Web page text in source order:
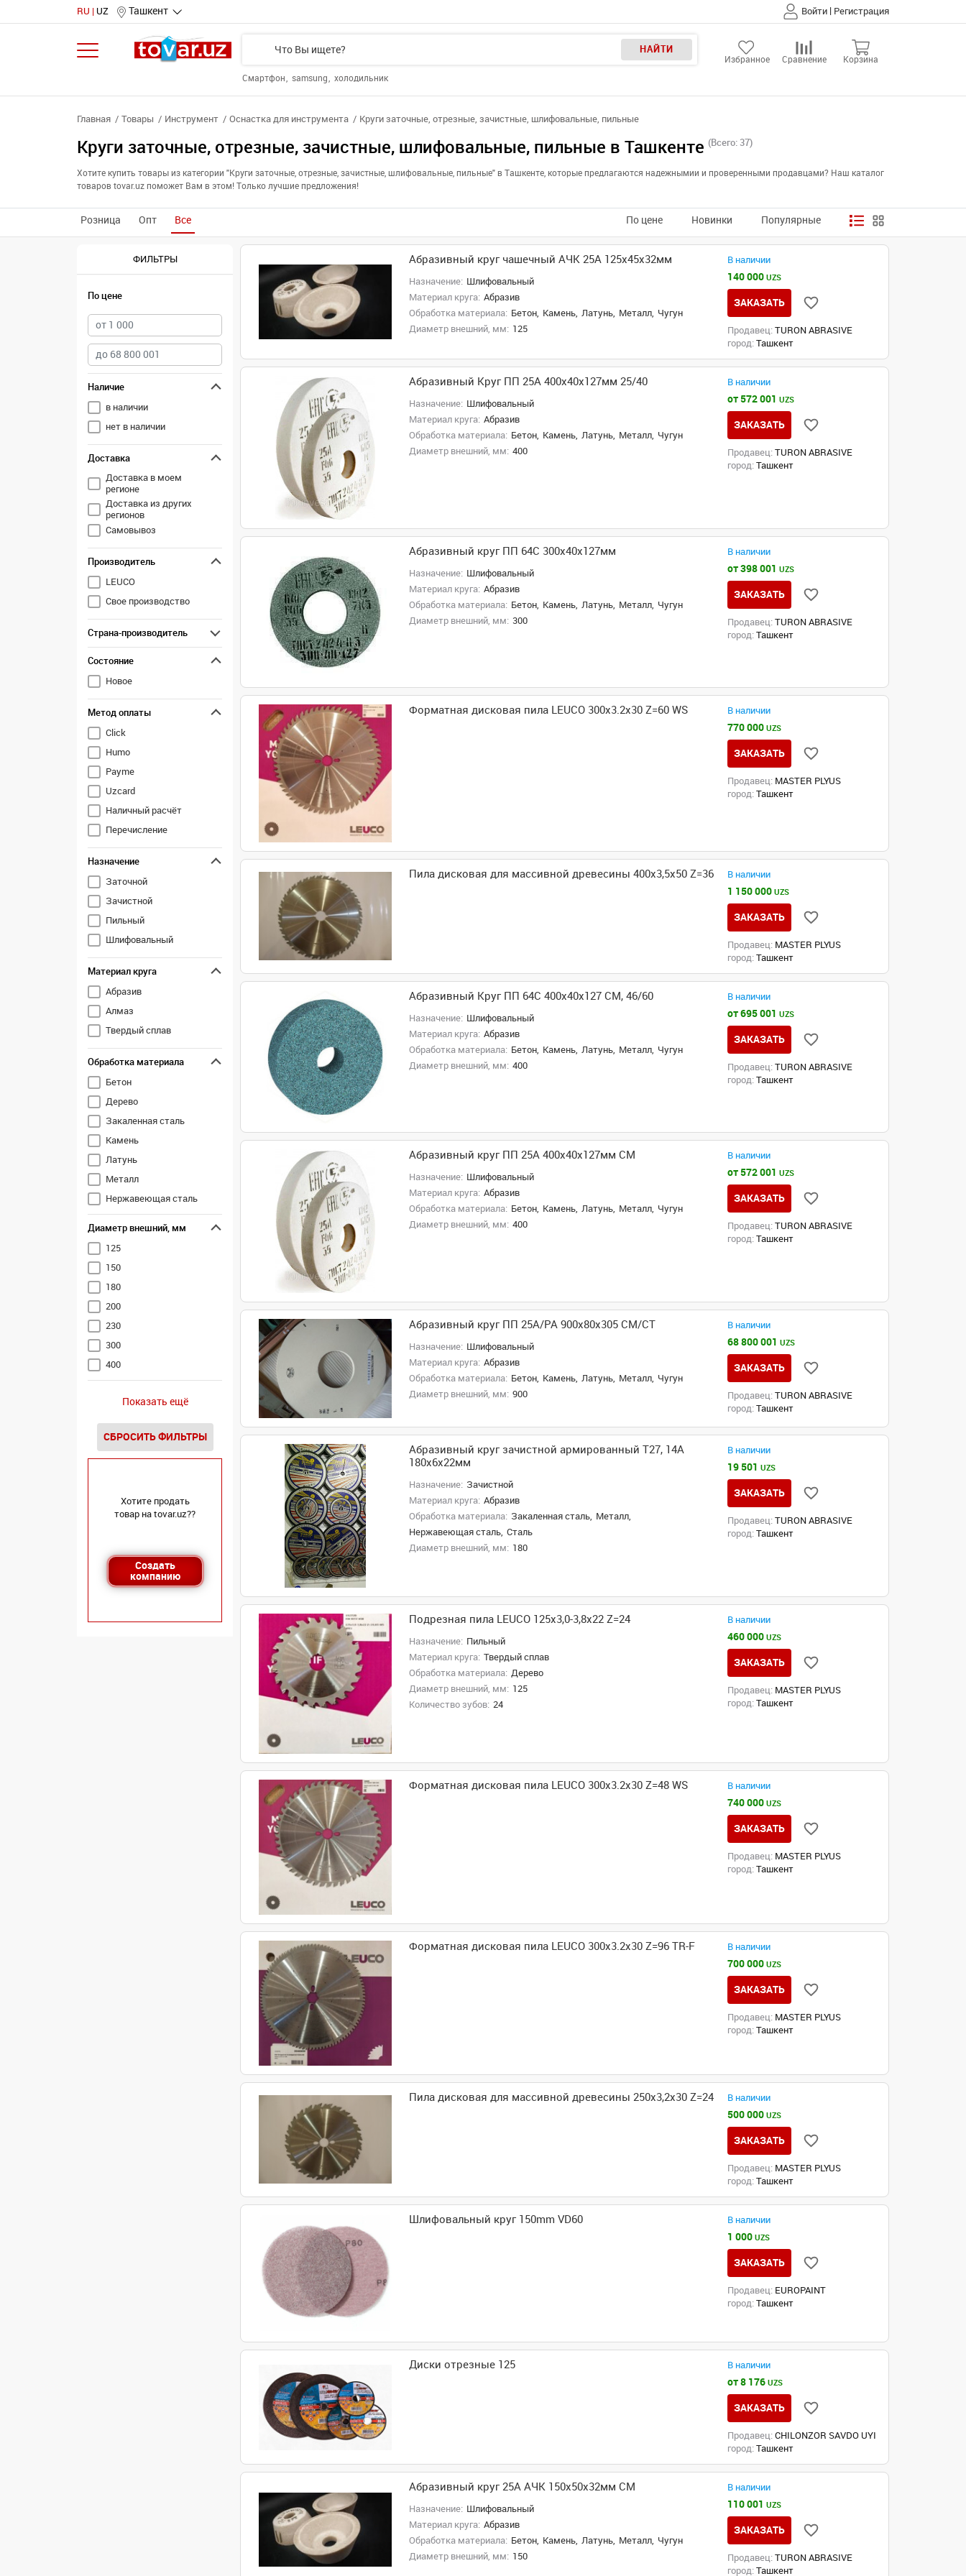
RU UZ Ташкент Войти | Регистрация
НАЙТИ
Смартфон samsung холодильник
Избранное Сравнение Корзина
Главная Товары Инструмент Оснастка для инструмента Круги заточные, отрезные, зачистные, шлифовальные, пильные
Круги заточные, отрезные, зачистные, шлифовальные, пильные в Ташкенте (Всего: 37)
Хотите купить товары из категории "Круги заточные, отрезные, зачистные, шлифовальные, пильные" в Ташкенте, которые предлагаются надежнымии и проверенными продавцами? Наш каталог
товаров tovar.uz поможет Вам в этом! Только лучшие предложения!
Розница Опт Все По цене Новинки Популярные
ФИЛЬТРЫ
По цене
Наличие
в наличии
нет в наличии
Доставка
Доставка в моем
регионе
Доставка из других
регионов
Самовывоз
Производитель
LEUCO
Свое производство
Страна-производитель
Состояние
Новое
Метод оплаты
Click
Humo
Payme
Uzcard
Наличный расчёт
Перечисление
Назначение
Заточной
Зачистной
Пильный
Шлифовальный
Материал круга
Абразив
Алмаз
Твердый сплав
Обработка материала
Бетон
Дерево
Закаленная сталь
Камень
Латунь
Металл
Нержавеющая сталь
Сталь
Диаметр внешний, мм
125
150
180
200
230
300
400
600
Показать ещё
СБРОСИТЬ ФИЛЬТРЫ
Хотите продать
товар на tovar.uz??
Создать
компанию
Абразивный круг чашечный АЧК 25А 125х45х32мм
Назначение: Шлифовальный
Материал круга: Абразив
Обработка материала: Бетон, Камень, Латунь, Металл, Чугун
Диаметр внешний, мм: 125
В наличии
140 000UZS
ЗАКАЗАТЬ
Продавец: TURON ABRASIVE
город: Ташкент
Абразивный Круг ПП 25А 400х40х127мм 25/40
Назначение: Шлифовальный
Материал круга: Абразив
Обработка материала: Бетон, Камень, Латунь, Металл, Чугун
Диаметр внешний, мм: 400
В наличии
от 572 001UZS
ЗАКАЗАТЬ
Продавец: TURON ABRASIVE
город: Ташкент
Абразивный круг ПП 64С 300х40х127мм
Назначение: Шлифовальный
Материал круга: Абразив
Обработка материала: Бетон, Камень, Латунь, Металл, Чугун
Диаметр внешний, мм: 300
В наличии
от 398 001UZS
ЗАКАЗАТЬ
Продавец: TURON ABRASIVE
город: Ташкент
Форматная дисковая пила LEUCO 300x3.2x30 Z=60 WS В наличии
770 000UZS
ЗАКАЗАТЬ
Продавец: MASTER PLYUS
город: Ташкент
Пила дисковая для массивной древесины 400x3,5x50 Z=36 В наличии
1 150 000UZS
ЗАКАЗАТЬ
Продавец: MASTER PLYUS
город: Ташкент
Абразивный Круг ПП 64С 400х40х127 СМ, 46/60
Назначение: Шлифовальный
Материал круга: Абразив
Обработка материала: Бетон, Камень, Латунь, Металл, Чугун
Диаметр внешний, мм: 400
В наличии
от 695 001UZS
ЗАКАЗАТЬ
Продавец: TURON ABRASIVE
город: Ташкент
Абразивный круг ПП 25А 400х40х127мм СМ
Назначение: Шлифовальный
Материал круга: Абразив
Обработка материала: Бетон, Камень, Латунь, Металл, Чугун
Диаметр внешний, мм: 400
В наличии
от 572 001UZS
ЗАКАЗАТЬ
Продавец: TURON ABRASIVE
город: Ташкент
Абразивный круг ПП 25А/РА 900x80x305 СМ/СТ
Назначение: Шлифовальный
Материал круга: Абразив
Обработка материала: Бетон, Камень, Латунь, Металл, Чугун
Диаметр внешний, мм: 900
В наличии
68 800 001UZS
ЗАКАЗАТЬ
Продавец: TURON ABRASIVE
город: Ташкент
Абразивный круг зачистной армированный Т27, 14А
180x6x22мм
Назначение: Зачистной
Материал круга: Абразив
Обработка материала: Закаленная сталь, Металл,
Нержавеющая сталь, Сталь
Диаметр внешний, мм: 180
В наличии
19 501UZS
ЗАКАЗАТЬ
Продавец: TURON ABRASIVE
город: Ташкент
Подрезная пила LEUCO 125x3,0-3,8x22 Z=24
Назначение: Пильный
Материал круга: Твердый сплав
Обработка материала: Дерево
Диаметр внешний, мм: 125
Количество зубов: 24
В наличии
460 000UZS
ЗАКАЗАТЬ
Продавец: MASTER PLYUS
город: Ташкент
Форматная дисковая пила LEUCO 300x3.2x30 Z=48 WS В наличии
740 000UZS
ЗАКАЗАТЬ
Продавец: MASTER PLYUS
город: Ташкент
Форматная дисковая пила LEUCO 300x3.2x30 Z=96 TR-F В наличии
700 000UZS
ЗАКАЗАТЬ
Продавец: MASTER PLYUS
город: Ташкент
Пила дисковая для массивной древесины 250x3,2x30 Z=24 В наличии
500 000UZS
ЗАКАЗАТЬ
Продавец: MASTER PLYUS
город: Ташкент
Шлифовальный круг 150mm VD60 В наличии
1 000UZS
ЗАКАЗАТЬ
Продавец: EUROPAINT
город: Ташкент
Диски отрезные 125 В наличии
от 8 176UZS
ЗАКАЗАТЬ
Продавец: CHILONZOR SAVDO UYI
город: Ташкент
Абразивный круг 25А АЧК 150х50х32мм СМ
Назначение: Шлифовальный
Материал круга: Абразив
Обработка материала: Бетон, Камень, Латунь, Металл, Чугун
Диаметр внешний, мм: 150
В наличии
110 001UZS
ЗАКАЗАТЬ
Продавец: TURON ABRASIVE
город: Ташкент